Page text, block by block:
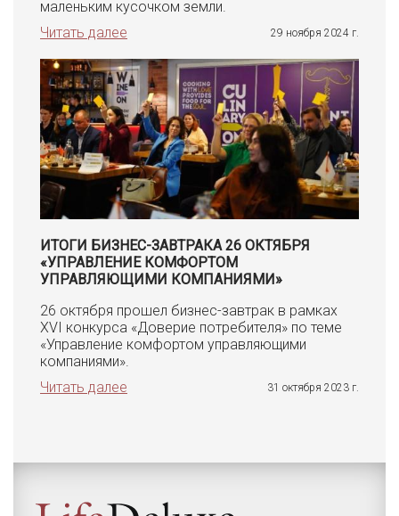
маленьким кусочком земли.
Читать далее
29 ноября 2024 г.
ИТОГИ БИЗНЕС-ЗАВТРАКА 26 ОКТЯБРЯ
«УПРАВЛЕНИЕ КОМФОРТОМ
УПРАВЛЯЮЩИМИ КОМПАНИЯМИ»
26 октября прошел бизнес-завтрак в рамках
XVI конкурса «Доверие потребителя» по теме
«Управление комфортом управляющими
компаниями».
Читать далее
31 октября 2023 г.